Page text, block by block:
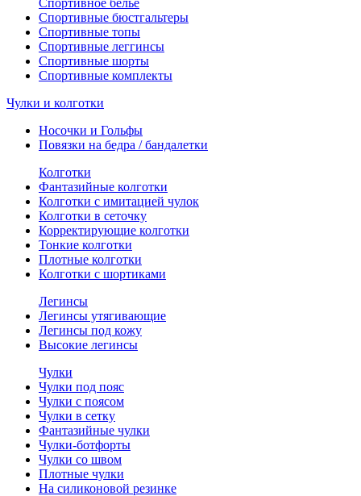
Спортивное белье
Спортивные бюстгальтеры
Спортивные топы
Спортивные леггинсы
Спортивные шорты
Спортивные комплекты
Чулки и колготки
Носочки и Гольфы
Повязки на бедра / бандалетки
Колготки
Фантазийные колготки
Колготки с имитацией чулок
Колготки в сеточку
Корректирующие колготки
Тонкие колготки
Плотные колготки
Колготки с шортиками
Легинсы
Легинсы утягивающие
Легинсы под кожу
Высокие легинсы
Чулки
Чулки под пояс
Чулки с поясом
Чулки в сетку
Фантазийные чулки
Чулки-ботфорты
Чулки со швом
Плотные чулки
На силиконовой резинке